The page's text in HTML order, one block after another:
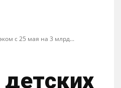
с 25 мая на 3 млрд...